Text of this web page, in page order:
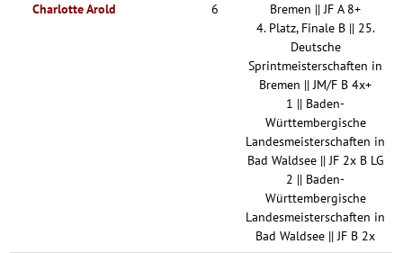
Charlotte Arold 6
Bremen || JF A 8+
4. Platz, Finale B || 25.
Deutsche
Sprintmeisterschaften in
Bremen || JM/F B 4x+
1 || Baden-
Württembergische
Landesmeisterschaften in
Bad Waldsee || JF 2x B LG
2 || Baden-
Württembergische
Landesmeisterschaften in
Bad Waldsee || JF B 2x